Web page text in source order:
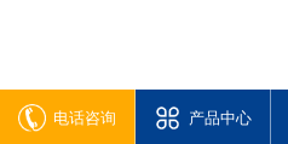
电话咨询 产品中心